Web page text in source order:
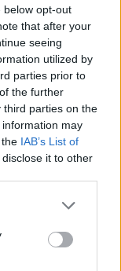
below opt-out
that after your
seeing
utilized by
parties prior to
the further
third parties on the
information may
IAB’s List of
it to other
na jízdném, ale též
dráhy(ČD). ČIA
ČD.
pokrývaly tropické
a stávají se tak
Na
tento jev poněkud